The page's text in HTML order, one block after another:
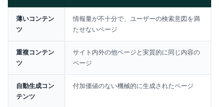
薄いコンテン
ツ
情報量が不十分で、ユーザーの検索意図を満
たせないページ
重複コンテン
ツ
サイト内外の他ページと実質的に同じ内容の
ページ
自動生成コン
テンツ
付加価値のない機械的に生成されたページ